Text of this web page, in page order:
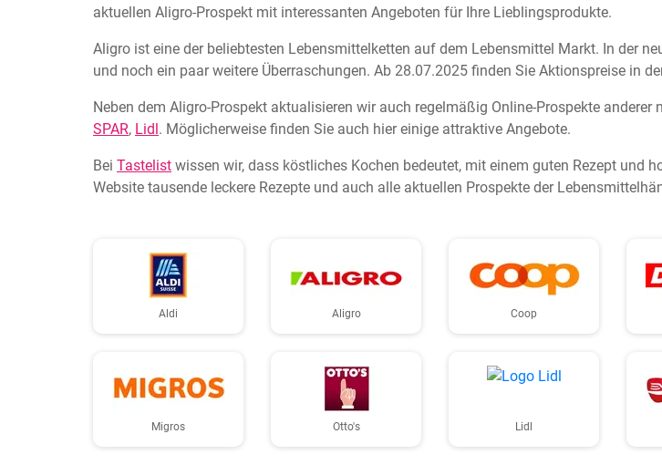
aktuellen Aligro-Prospekt mit interessanten Angeboten für Ihre Lieblingsprodukte.
Aligro ist eine der beliebtesten Lebensmittelketten auf dem Lebensmittel Markt. In der
und noch ein paar weitere Überraschungen. Ab 28.07.2025 finden Sie Aktionspreise in
Neben dem Aligro-Prospekt aktualisieren wir auch regelmäßig Online-Prospekte anderer
SPAR, Lidl. Möglicherweise finden Sie auch hier einige attraktive Angebote.
Bei Tastelist wissen wir, dass köstliches Kochen bedeutet, mit einem guten Rezept und
Website tausende leckere Rezepte und auch alle aktuellen Prospekte der
Aldi Aligro Coop
Migros Otto's Lidl